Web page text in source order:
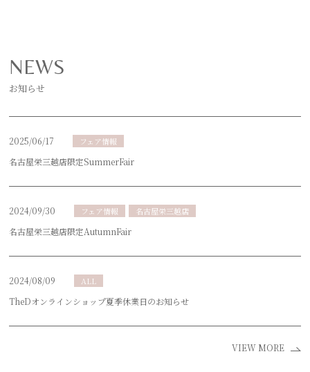
NEWS
お知らせ
2025/06/17 フェア情報
名古屋栄三越店限定SummerFair
2024/09/30 フェア情報 名古屋栄三越店
名古屋栄三越店限定AutumnFair
2024/08/09 ALL
TheDオンラインショップ夏季休業日のお知らせ
VIEW MORE